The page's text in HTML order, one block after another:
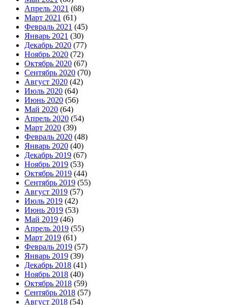
Апрель 2021 (68)
Март 2021 (61)
Февраль 2021 (45)
Январь 2021 (30)
Декабрь 2020 (77)
Ноябрь 2020 (72)
Октябрь 2020 (67)
Сентябрь 2020 (70)
Август 2020 (42)
Июль 2020 (64)
Июнь 2020 (56)
Май 2020 (64)
Апрель 2020 (54)
Март 2020 (39)
Февраль 2020 (48)
Январь 2020 (40)
Декабрь 2019 (67)
Ноябрь 2019 (53)
Октябрь 2019 (44)
Сентябрь 2019 (55)
Август 2019 (57)
Июль 2019 (42)
Июнь 2019 (53)
Май 2019 (46)
Апрель 2019 (55)
Март 2019 (61)
Февраль 2019 (57)
Январь 2019 (39)
Декабрь 2018 (41)
Ноябрь 2018 (40)
Октябрь 2018 (59)
Сентябрь 2018 (57)
Август 2018 (54)